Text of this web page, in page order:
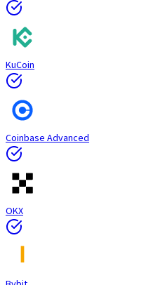
KuCoin
Coinbase Advanced
OKX